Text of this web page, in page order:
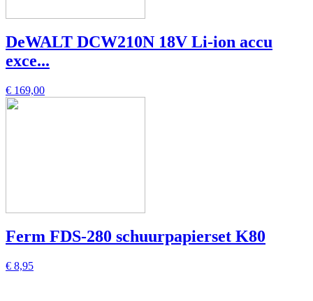
DeWALT DCW210N 18V Li-ion accu
exce...
€ 169,00
Ferm FDS-280 schuurpapierset K80
€ 8,95